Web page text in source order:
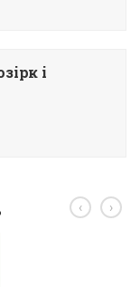
i
‹ ›